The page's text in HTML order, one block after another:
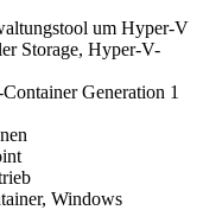
um Hyper-V
Storage, Hyper-V-
Generation 1
Windows